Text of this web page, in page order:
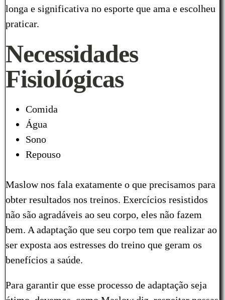
longa e significativa no esporte que ama e escolheu
praticar.
Necessidades
Fisiológicas
Comida
Água
Sono
Repouso
Maslow nos fala exatamente o que precisamos para
obter resultados nos treinos. Exercícios resistidos
não são agradáveis ao seu corpo, eles não fazem
bem. A adaptação que seu corpo tem que realizar ao
ser exposta aos estresses do treino que geram os
benefícios a saúde.
Para garantir que esse processo de adaptação seja